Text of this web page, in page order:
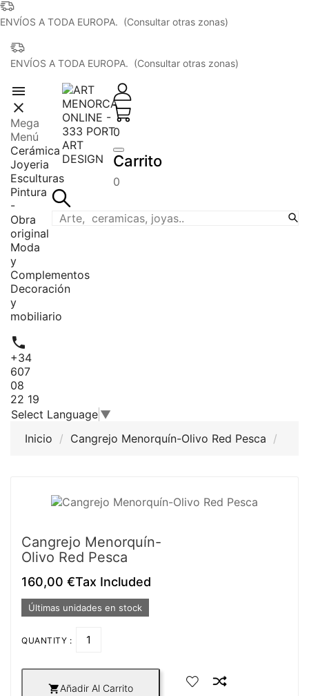
ENVÍOS A TODA EUROPA. (Consultar otras zonas)
ENVÍOS A TODA EUROPA. (Consultar otras zonas)


Mega
Menú
Cerámica
Joyeria
Esculturas
Pintura
-
Obra
original
Moda
y
Complementos
Decoración
y
mobiliario

+34
607
08
22 19
Select Language ▼
0
Carrito
0
Inicio Cangrejo Menorquín-Olivo Red Pesca
Cangrejo Menorquín-
Olivo Red Pesca
160,00 €Tax Included
Últimas unidades en stock
QUANTITY :
Añadir Al Carrito